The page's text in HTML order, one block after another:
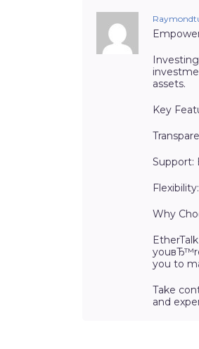
assets.
Key
Support:
Why
you to
Take
and